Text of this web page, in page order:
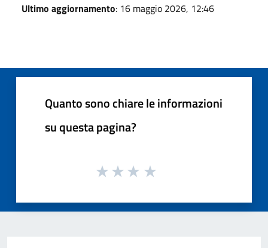
Ultimo aggiornamento: 16 maggio 2026, 12:46
Quanto sono chiare le informazioni
su questa pagina?